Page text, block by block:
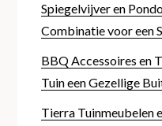
Spiegelvijver en
Combinatie voor een
BBQ Accessoires en
Tuin een Gezellige
Tierra Tuinmeubelen